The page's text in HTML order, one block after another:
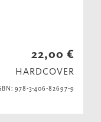
22,00 €
HARDCOVER
978-3-406-82697-9